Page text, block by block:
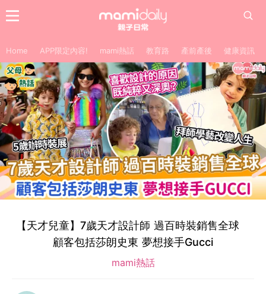
Home APP限定內容! mami熱話 教育路 產前產後 健康資訊
【天才兒童】7歲天才設計師 過百時裝銷售全球
顧客包括莎朗史東 夢想接手Gucci
mami熱話